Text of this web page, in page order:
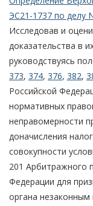
ЭС21-1737 по делу
Исследовав и
доказательства в
руководствуясь
373, 374, 376, 382,
Российской
нормативных
неправомерности
доначисления
совокупности
201 Арбитражного
Федерации для
органа незаконным